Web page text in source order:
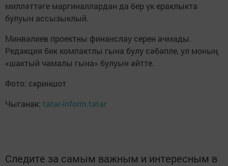
милләттәге маргиналлардан да бер үк ераклыкта
булуын ассызыклый.
Минвәлиев проектны финанслау серен ачмады.
Редакция бик компактлы гына булу сәбәпле, ул моның
«шактый чамалы гына» булуын әйтте.
Фото: скриншот
Чыганак: tatar-inform.tatar
Следите за самым важным и интересным в